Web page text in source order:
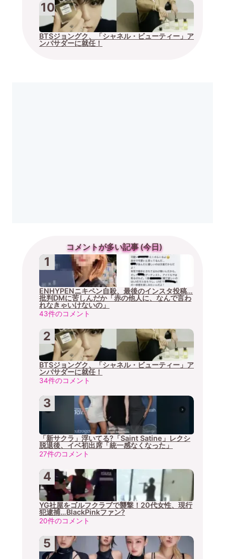
BTSジョングク、「シャネル・ビューティー」ア
ンバサダーに就任！
コメントが多い記事 (今日)
ENHYPENニキペン自殺、最後のインスタ投稿…
批判DMに苦しんだか「赤の他人に、なんで言わ
れなきゃいけないの」
43件のコメント
BTSジョングク、「シャネル・ビューティー」ア
ンバサダーに就任！
34件のコメント
「新サクラ」浮いてる?「Saint Satine」レクシ
脱退後、イベ初出席「統一感なくなった」
27件のコメント
YG社屋をゴルフクラブで襲撃！20代女性、現行
犯逮捕…BlackPinkファン?
20件のコメント